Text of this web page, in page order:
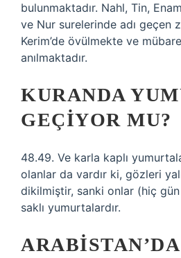
bulunmaktadır. Nahl, Tin,
ve Nur surelerinde adı geçen
Kerim’de övülmekte ve
anılmaktadır.
KURANDA
GEÇIYOR MU?
48.49. Ve karla kaplı
olanlar da vardır ki, gözleri
dikilmiştir, sanki onlar (hiç gün
saklı yumurtalardır.